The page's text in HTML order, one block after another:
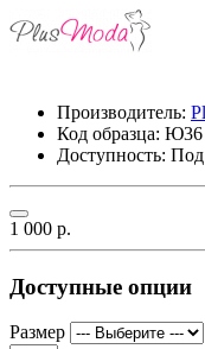
Производитель:
Код образца: Ю36
Доступность: Под
1 000 р.
Доступные опции
Размер